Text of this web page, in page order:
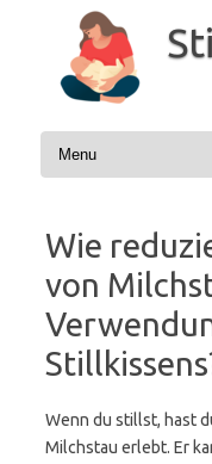
springen
Wie
von
Wenn du stillst, hast
Milchstau erlebt. Er